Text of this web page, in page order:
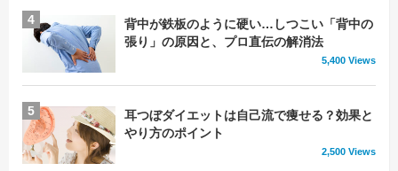
背中が鉄板のように硬い…しつこい「背中の
張り」の原因と、プロ直伝の解消法
5,400 Views
耳つぼダイエットは自己流で痩せる？効果と
やり方のポイント
2,500 Views